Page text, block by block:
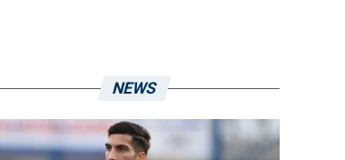
NEWS